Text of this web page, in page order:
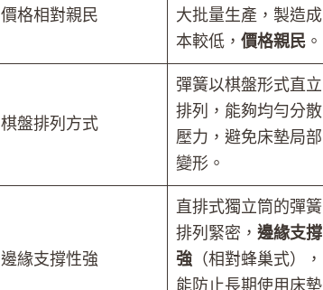
價格相對親民
大批量生產，製造成
本較低， 價格親民 。
棋盤排列方式
彈簧以棋盤形式直立
排列，能夠均勻分散
壓力，避免床墊局部
變形。
邊緣支撐性強
直排式獨立筒的彈簧
排列緊密， 邊緣支撐
強 （相對蜂巢式），
能防止長期使用床墊